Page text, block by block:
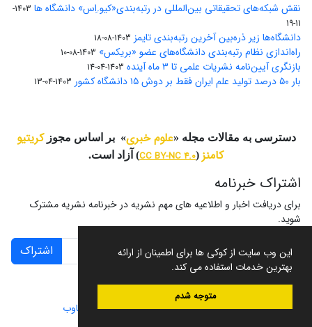
این وب سایت از کوکی ها برای اطمینان از ارائه
بهترین خدمات استفاده می کند.
متوجه شدم
نقش شبکه‌های تحقیقاتی بین‌المللی در رتبه‌بندی«کیو.اِس» دانشگاه ها
1403-
11-19
دانشگاه‌ها زیر ذره‌بین آخرین رتبه‌بندی تایمز 1403-08-18
راه‌اندازی نظام رتبه‌بندی دانشگاه‌‌های عضو «بریکس» 1403-08-10
بازنگری آیین‌نامه نشریات علمی تا ۳ ماه آینده 1403-04-14
بار ۵۰ درصد تولید علم ایران فقط بر دوش ۱۵ دانشگاه کشور 1403-04-13
دسترسی به مقالات مجله «علوم خبری» بر اساس مجوزکریتیو
کامنز (
CC BY-NC 4.0) آزاد است.
اشتراک خبرنامه
برای دریافت اخبار و اطلاعیه های مهم نشریه در خبرنامه نشریه مشترک
شوید.
اشتراک
سامانه مدیریت نشریات علمی.طراحی و پیاده سازی از سیناوب